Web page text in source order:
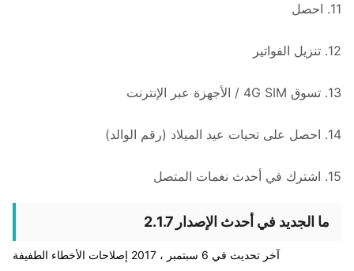
11. احصل
12. تنزيل الفواتير
13. تسوق 4G SIM / الأجهزة عبر الإنترنت
14. احصل على تحيات عيد الميلاد (رقم الوالد)
15. اشترك في أحدث نغمات المتصل
ما الجديد في أحدث الإصدار 2.1.7
آخر تحديث في 6 سبتمبر ، 2017 إصلاحات الأخطاء الطفيفة